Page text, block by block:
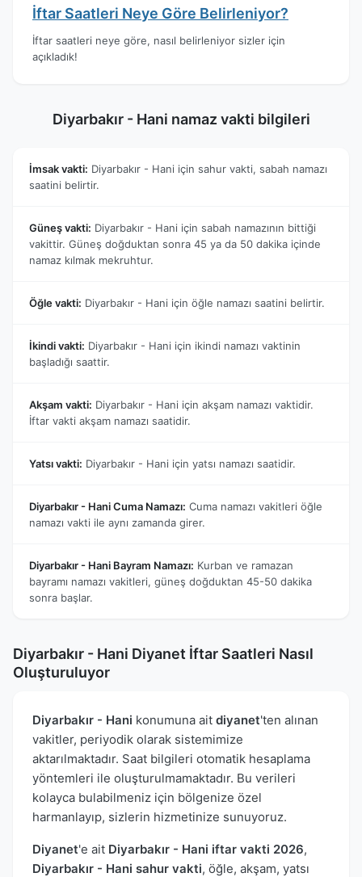
İftar Saatleri Neye Göre Belirleniyor?
İftar saatleri neye göre, nasıl belirleniyor sizler için
açıkladık!
Diyarbakır - Hani namaz vakti bilgileri
İmsak vakti: Diyarbakır - Hani için sahur vakti, sabah namazı
saatini belirtir.
Güneş vakti: Diyarbakır - Hani için sabah namazının bittiği
vakittir. Güneş doğduktan sonra 45 ya da 50 dakika içinde
namaz kılmak mekruhtur.
Öğle vakti: Diyarbakır - Hani için öğle namazı saatini belirtir.
İkindi vakti: Diyarbakır - Hani için ikindi namazı vaktinin
başladığı saattir.
Akşam vakti: Diyarbakır - Hani için akşam namazı vaktidir.
İftar vakti akşam namazı saatidir.
Yatsı vakti: Diyarbakır - Hani için yatsı namazı saatidir.
Diyarbakır - Hani Cuma Namazı: Cuma namazı vakitleri öğle
namazı vakti ile aynı zamanda girer.
Diyarbakır - Hani Bayram Namazı: Kurban ve ramazan
bayramı namazı vakitleri, güneş doğduktan 45-50 dakika
sonra başlar.
Diyarbakır - Hani Diyanet İftar Saatleri Nasıl
Oluşturuluyor
Diyarbakır - Hani konumuna ait diyanet'ten alınan
vakitler, periyodik olarak sistemimize
aktarılmaktadır. Saat bilgileri otomatik hesaplama
yöntemleri ile oluşturulmamaktadır. Bu verileri
kolayca bulabilmeniz için bölgenize özel
harmanlayıp, sizlerin hizmetinize sunuyoruz.
Diyanet'e ait Diyarbakır - Hani iftar vakti 2026,
Diyarbakır - Hani sahur vakti, öğle, akşam, yatsı